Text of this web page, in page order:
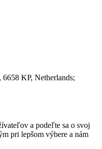
, 6658 KP, Netherlands;
a podeľte sa o svoj
pri lepšom výbere a nám